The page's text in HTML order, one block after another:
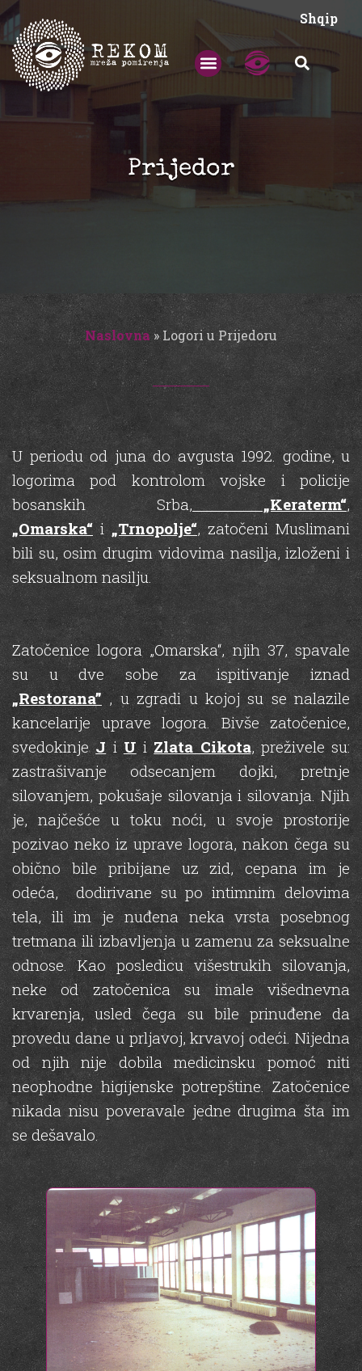
Shqip
Prijedor
Naslovna»Logori u Prijedoru
U periodu od juna do avgusta 1992. godine, u
logorima pod kontrolom vojske i policije
bosanskih Srba,„Keraterm“,
„Omarska“i „Trnopolje“, zatočeni Muslimani
bili su, osim drugim vidovima nasilja, izloženi i
seksualnom nasilju.
Zatočenice logora „Omarska“, njih 37, spavale
su u dve sobe za ispitivanje iznad
„Restorana” , u zgradi u kojoj su se nalazile
kancelarije uprave logora. Bivše zatočenice,
svedokinjeJiUiZlata Cikota, preživele su:
zastrašivanje odsecanjem dojki, pretnje
silovanjem, pokušaje silovanja i silovanja. Njih
je, najčešće u toku noći, u svoje prostorije
pozivao neko iz uprave logora, nakon čega su
obično bile pribijane uz zid, cepana im je
odeća, dodirivane su po intimnim delovima
tela, ili im je nuđena neka vrsta posebnog
tretmana ili izbavljenja u zamenu za seksualne
odnose. Kao posledicu višestrukih silovanja,
neke od zatočenica su imale višednevna
krvarenja, usled čega su bile prinuđene da
provedu dane u prljavoj, krvavoj odeći. Nijedna
od njih nije dobila medicinsku pomoć niti
neophodne higijenske potrepštine. Zatočenice
nikada nisu poveravale jedne drugima šta im
se dešavalo.